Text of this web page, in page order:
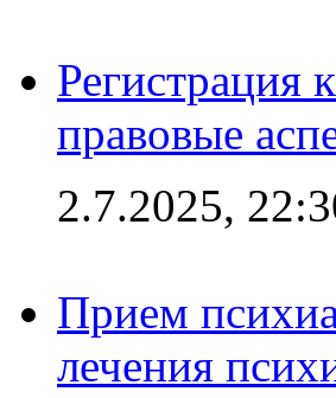
Регистрация
правовые
2.7.2025,
Прием
лечения